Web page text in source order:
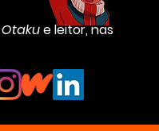
Otakue leitor, nas